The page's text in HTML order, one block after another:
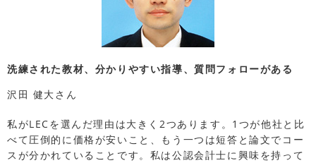
洗練された教材、分かりやすい指導、質問フォローがある
沢田 健大さん
私がLECを選んだ理由は大きく2つあります。1つが他社と比
べて圧倒的に価格が安いこと、もう一つは短答と論文でコー
スが分かれていることです。私は公認会計士に興味を持って